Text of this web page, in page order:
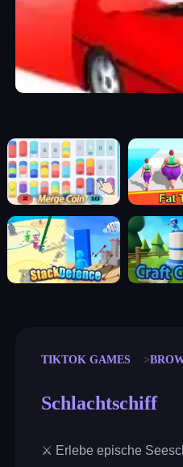
merge coin fat to fit
stack defence craft
TIKTOK GAMES
Schlachtschiff
⚔️ Erlebe epische